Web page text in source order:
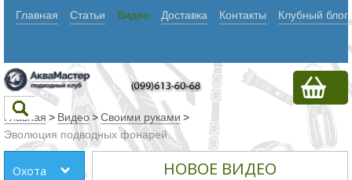
Главная Статьи Видео Доставка Контакты Клубный блог
Текст
Главная > Видео >Своими руками >
Эволюция подводных фонарей.
Охота НОВОЕ ВИДЕО